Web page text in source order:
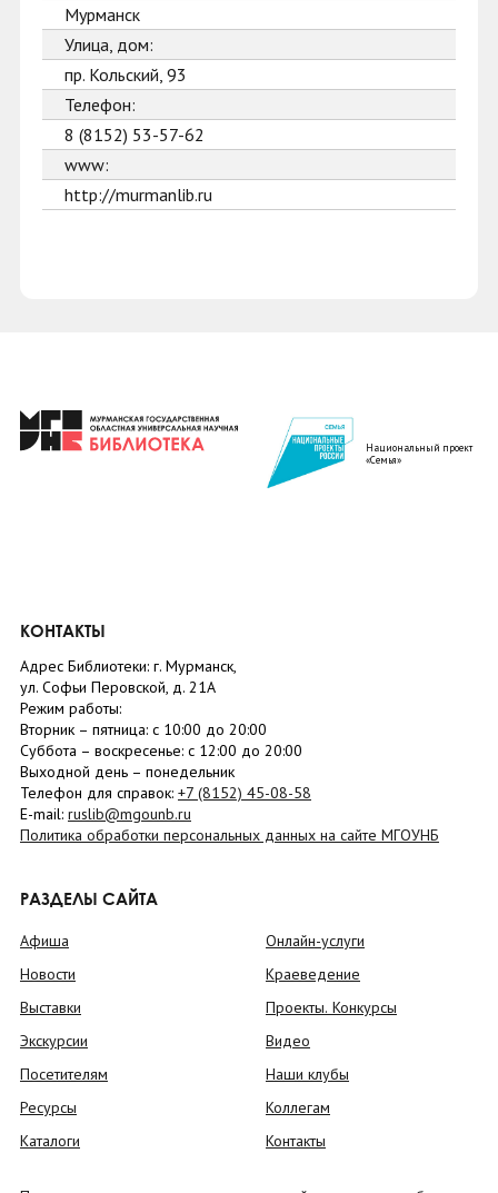
Мурманск
Улица, дом:
пр. Кольский, 93
Телефон:
8 (8152) 53-57-62
www:
http://murmanlib.ru
Национальный проект
«Семья»
КОНТАКТЫ
Адрес Библиотеки: г. Мурманск,
ул. Софьи Перовской, д. 21А
Режим работы:
Вторник – пятница: с 10:00 до 20:00
Суббота – воскресенье: c 12:00 до 20:00
Выходной день – понедельник
Телефон для справок: +7 (8152) 45-08-58
E-mail: ruslib@mgounb.ru
Политика обработки персональных данных на сайте МГОУНБ
РАЗДЕЛЫ САЙТА
Афиша
Новости
Выставки
Экскурсии
Посетителям
Ресурсы
Каталоги
Онлайн-услуги
Краеведение
Проекты. Конкурсы
Видео
Наши клубы
Коллегам
Контакты